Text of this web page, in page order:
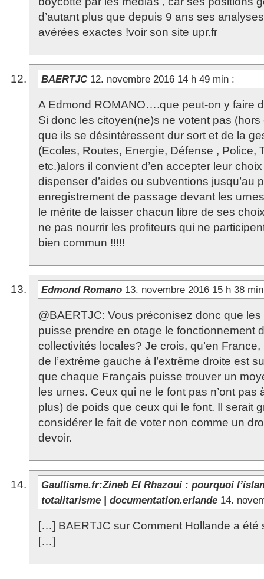
d’autant plus que depuis 9 ans ses
avérées exactes !voir son site upr.fr
BAERTJC 12. novembre 2016 14 h 49 min :
A Edmond ROMANO….que peut-on y faire
Si donc les citoyen(ne)s ne votent pas (hors
que ils se désintéressent dur sort et de la
(Ecoles, Routes, Energie, Défense , Police,
etc.)alors il convient d’en accepter leur
dispenser d’aides ou subventions jusqu’au
enregistrement de passage devant les
le mérite de laisser chacun libre de ses
ne pas nourrir les profiteurs qui ne
bien commun !!!!!
Edmond Romano 13. novembre 2016 15 h 38
@BAERTJC: Vous préconisez donc que
puisse prendre en otage le fonctionnement
collectivités locales? Je crois, qu’en France,
de l’extrême gauche à l’extrême droite est
que chaque Français puisse trouver un
les urnes. Ceux qui ne le font pas n’ont pas
plus) de poids que ceux qui le font. Il serait
considérer le fait de voter non comme un
devoir.
Gaullisme.fr:Zineb El Rhazoui : pourquoi
totalitarisme | documentation.erlande 14.
[…] BAERTJC sur Comment Hollande a été
[…]